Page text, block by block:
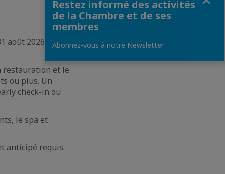
août 2026, avec
restauration et le
ou plus. Un
check-in ou
le spa et
anticipé requis.
Restez informé des activités
de la Chambre et de ses
membres
Abonnez-vous à notre Newsletter